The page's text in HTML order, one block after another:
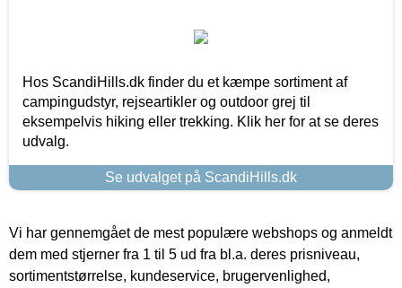
Hos ScandiHills.dk finder du et kæmpe sortiment af
campingudstyr, rejseartikler og outdoor grej til
eksempelvis hiking eller trekking. Klik her for at se deres
udvalg.
Se udvalget på ScandiHills.dk
Vi har gennemgået de mest populære webshops og anmeldt
dem med stjerner fra 1 til 5 ud fra bl.a. deres prisniveau,
sortimentstørrelse, kundeservice, brugervenlighed,